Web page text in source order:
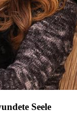
Seele